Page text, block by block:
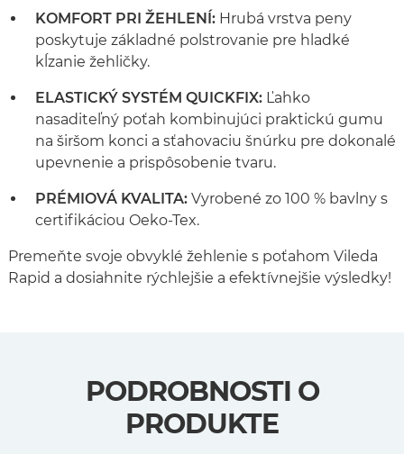
KOMFORT PRI ŽEHLENÍ: Hrubá vrstva peny
poskytuje základné polstrovanie pre hladké
kĺzanie žehličky.
ELASTICKÝ SYSTÉM QUICKFIX: Ľahko
nasaditeľný poťah kombinujúci praktickú gumu
na širšom konci a sťahovaciu šnúrku pre dokonalé
upevnenie a prispôsobenie tvaru.
PRÉMIOVÁ KVALITA: Vyrobené zo 100 % bavlny s
certifikáciou Oeko-Tex.
Premeňte svoje obvyklé žehlenie s poťahom Vileda
Rapid a dosiahnite rýchlejšie a efektívnejšie výsledky!
PODROBNOSTI O
PRODUKTE